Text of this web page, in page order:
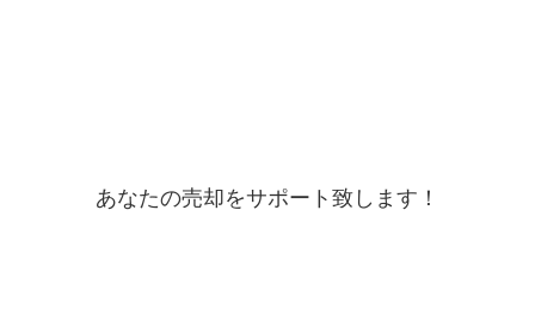
あなたの売却をサポート致します！